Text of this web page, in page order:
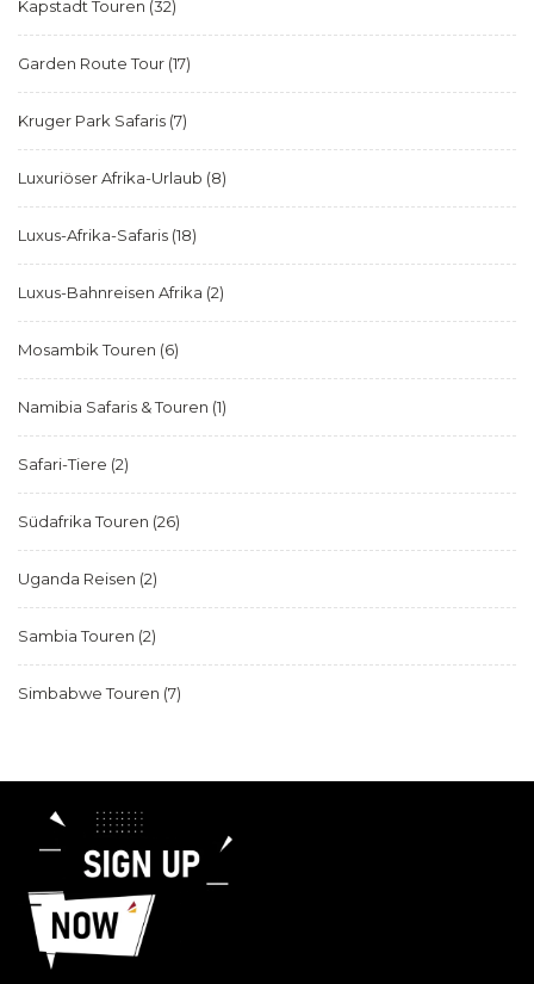
Kapstadt Touren (32)
Garden Route Tour (17)
Kruger Park Safaris (7)
Luxuriöser Afrika-Urlaub (8)
Luxus-Afrika-Safaris (18)
Luxus-Bahnreisen Afrika (2)
Mosambik Touren (6)
Namibia Safaris & Touren (1)
Safari-Tiere (2)
Südafrika Touren (26)
Uganda Reisen (2)
Sambia Touren (2)
Simbabwe Touren (7)